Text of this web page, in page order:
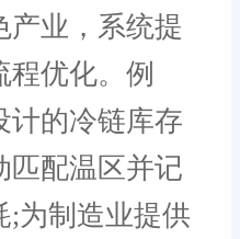
业，系统提
优化。例
计的冷链库存
匹配温区并记
;为制造业提供